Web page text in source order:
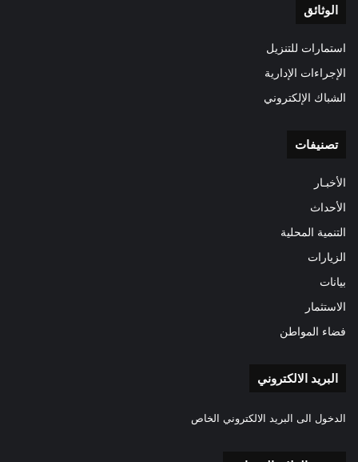
الوثائق
استمارات للتنزيل
الإجراءات الإدارية
الشباك الإلكتروني
تصنيفات
الأخبـار
الأحداث
التنمية المحلية
الزيارات
بيانات
الاستثمار
فضاء المواطن
البريد الالكتروني
الدخول الى البريد الالكتروني الخاص